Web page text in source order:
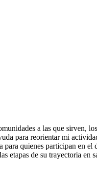
a las que sirven,
para reorientar mi
quienes participan en
etapas de su trayectoria